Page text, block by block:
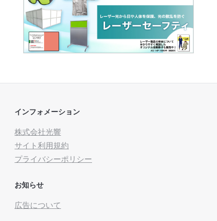
インフォメーション
株式会社光響
サイト利用規約
プライバシーポリシー
お知らせ
広告について